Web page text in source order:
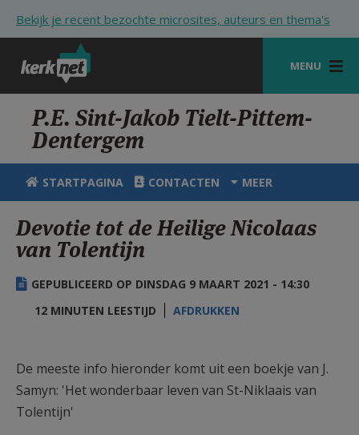
Bekijk je recent bezochte microsites, auteurs en thema's
MENU
STARTPAGINA
KERK
VIERINGEN
ZOEKEN
HULP
STARTPAGINA PORTAAL
AANMELDEN OF REGISTREREN
P.E. Sint-Jakob Tielt-Pittem-
Dentergem
STARTPAGINA CONTACTEN MEER
Devotie tot de Heilige Nicolaas
van Tolentijn
GEPUBLICEERD OP DINSDAG 9 MAART 2021 - 14:30
12 MINUTEN LEESTIJD
AFDRUKKEN
De meeste info hieronder komt uit een boekje van J.
Samyn: 'Het wonderbaar leven van St-Niklaais van
Tolentijn'